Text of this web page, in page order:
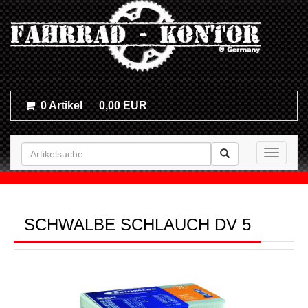
0 Artikel 0,00 EUR
Toggle
SCHWALBE SCHLAUCH DV 5